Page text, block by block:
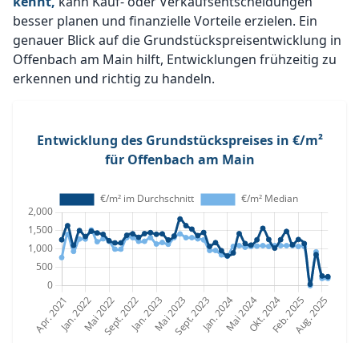
besser planen und finanzielle Vorteile erzielen. Ein
genauer Blick auf die Grundstückspreisentwicklung in
Offenbach am Main hilft, Entwicklungen frühzeitig zu
erkennen und richtig zu handeln.
Entwicklung des Grundstückspreises in €/m²
für Offenbach am Main